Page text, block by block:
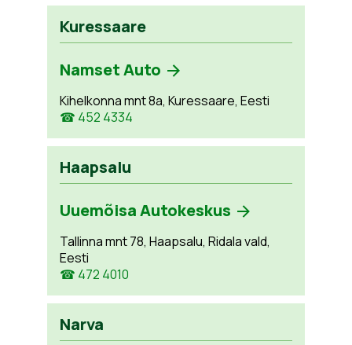
Kuressaare
Namset Auto
Kihelkonna mnt 8a, Kuressaare, Eesti
☎ 452 4334
Haapsalu
Uuemõisa Autokeskus
Tallinna mnt 78, Haapsalu, Ridala vald,
Eesti
☎ 472 4010
Narva